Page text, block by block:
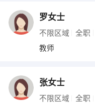
罗女士
不限区域 全职
教师
张女士
不限区域 全职